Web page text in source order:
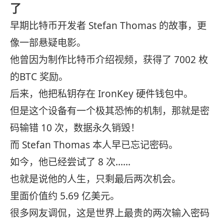
了
早期比特币开发者 Stefan Thomas 的故事，更
像一部悬疑电影。
他曾因为制作比特币介绍视频，获得了 7002 枚
的BTC 奖励。
后来，他把私钥存在 IronKey 硬件钱包中。
但是这个设备有一个极其恐怖的机制，那就是密
码输错 10 次，数据永久销毁！
而 Stefan Thomas 本人早已忘记密码。
如今，他已经尝试了 8 次......
也就是说他的人生，只剩最后两次机会。
里面价值约 5.69 亿美元。
很多网友调侃，这是世界上最贵的两次输入密码